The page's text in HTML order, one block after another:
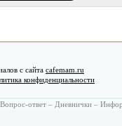
с сайта cafemam.ru
конфиденциальности
Вопрос-ответ – Дневнички –